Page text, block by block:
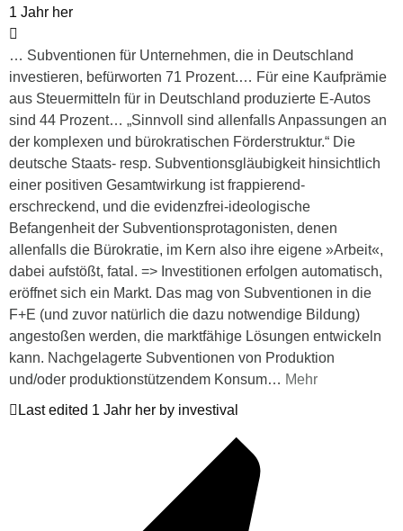
1 Jahr her
… Subventionen für Unternehmen, die in Deutschland
investieren, befürworten 71 Prozent.… Für eine Kaufprämie
aus Steuermitteln für in Deutschland produzierte E-Autos
sind 44 Prozent… „Sinnvoll sind allenfalls Anpassungen an
der komplexen und bürokratischen Förderstruktur.“ Die
deutsche Staats- resp. Subventionsgläubigkeit hinsichtlich
einer positiven Gesamtwirkung ist frappierend-
erschreckend, und die evidenzfrei-ideologische
Befangenheit der Subventionsprotagonisten, denen
allenfalls die Bürokratie, im Kern also ihre eigene »Arbeit«,
dabei aufstößt, fatal. => Investitionen erfolgen automatisch,
eröffnet sich ein Markt. Das mag von Subventionen in die
F+E (und zuvor natürlich die dazu notwendige Bildung)
angestoßen werden, die marktfähige Lösungen entwickeln
kann. Nachgelagerte Subventionen von Produktion
und/oder produktionstützendem Konsum… Mehr
Last edited 1 Jahr her by investival